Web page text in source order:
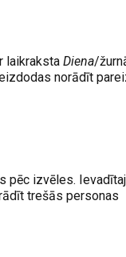
laikraksta Diena/
norādīt
pēc izvēles.
trešās personas